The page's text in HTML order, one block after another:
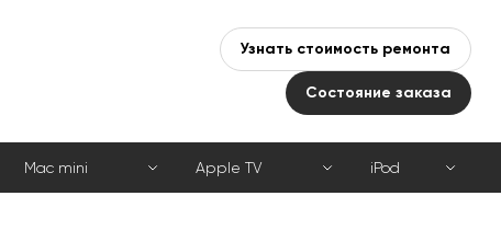
Узнать стоимость ремонта
Состояние заказа
Mac mini Apple TV iPod